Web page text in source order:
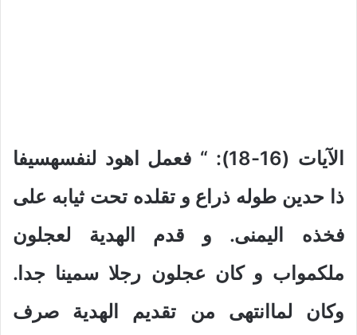
الآيات (16-18): “
فعمل اهود لنفسهسيفا
ذا حدين طوله ذراع و تقلده تحت ثيابه على
فخذه اليمنى. و قدم الهدية لعجلون
ملكمواب و كان عجلون رجلا سمينا جدا.
وكان لماانتهى من تقديم الهدية صرف